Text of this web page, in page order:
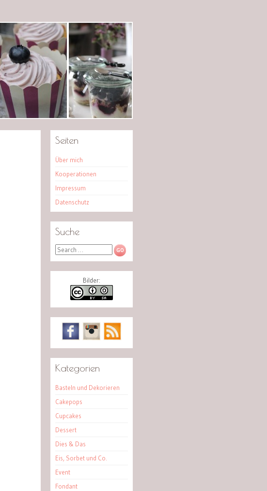
Seiten
Über mich
Kooperationen
Impressum
Datenschutz
Suche
Search
Bilder:
Kategorien
Basteln und Dekorieren
Cakepops
Cupcakes
Dessert
Dies & Das
Eis, Sorbet und Co.
Event
Fondant